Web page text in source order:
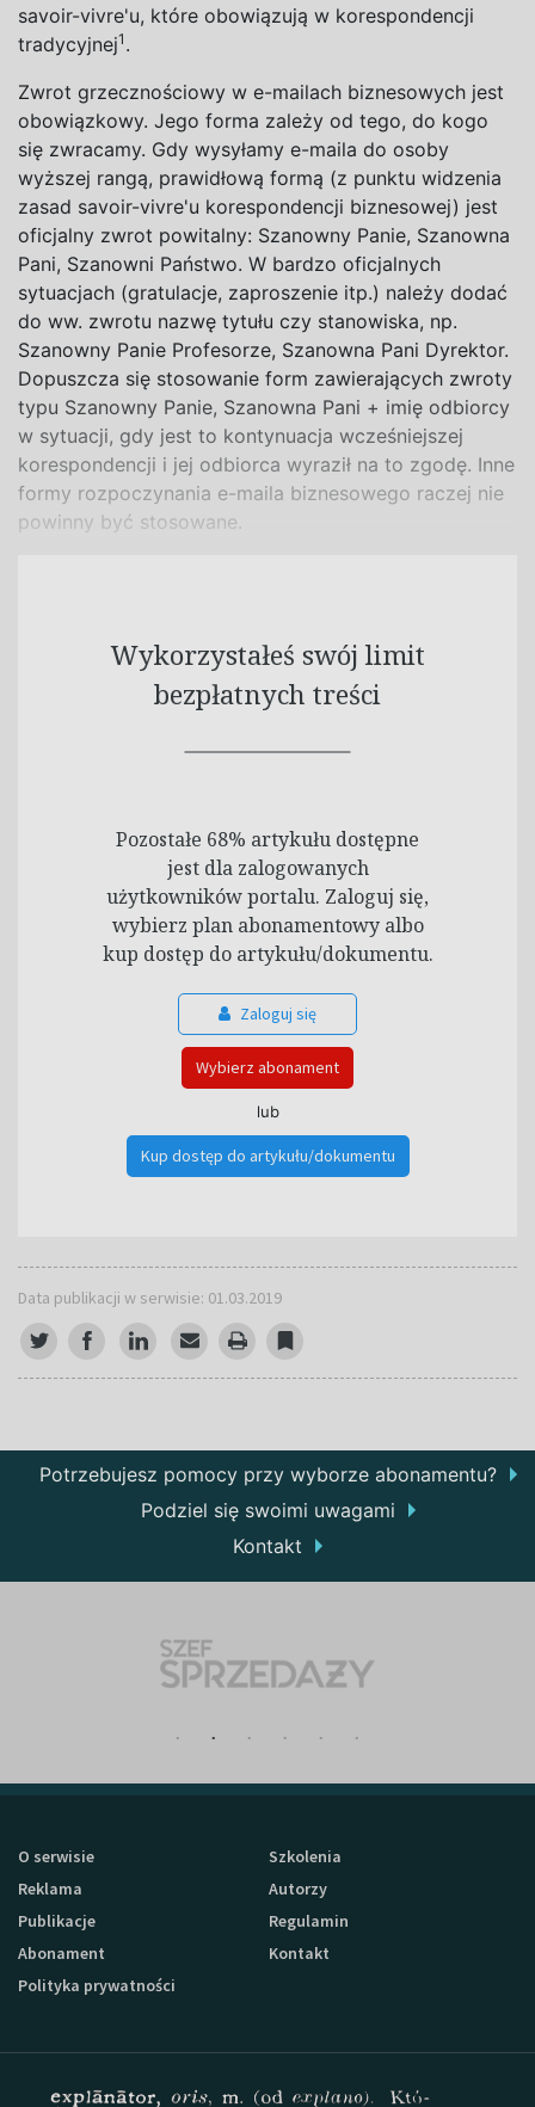
savoir-vivre'u, które obowiązują w korespondencji
tradycyjnej1 .
Zwrot grzecznościowy w e-mailach biznesowych jest
obowiązkowy. Jego forma zależy od tego, do kogo
się zwracamy. Gdy wysyłamy e-maila do osoby
wyższej rangą, prawidłową formą (z punktu widzenia
zasad savoir-vivre'u korespondencji biznesowej) jest
oficjalny zwrot powitalny: Szanowny Panie, Szanowna
Pani, Szanowni Państwo. W bardzo oficjalnych
sytuacjach (gratulacje, zaproszenie itp.) należy dodać
do ww. zwrotu nazwę tytułu czy stanowiska, np.
Szanowny Panie Profesorze, Szanowna Pani Dyrektor.
Dopuszcza się stosowanie form zawierających zwroty
typu Szanowny Panie, Szanowna Pani + imię odbiorcy
w sytuacji, gdy jest to kontynuacja wcześniejszej
korespondencji i jej odbiorca wyraził na to zgodę. Inne
formy rozpoczynania e-maila biznesowego raczej nie
powinny być stosowane.
Wykorzystałeś swój limit
bezpłatnych treści
Pozostałe 68% artykułu dostępne
jest dla zalogowanych
użytkowników portalu. Zaloguj się,
wybierz plan abonamentowy albo
kup dostęp do artykułu/dokumentu.
Zaloguj się
Wybierz abonament
lub
Kup dostęp do artykułu/dokumentu
Data publikacji w serwisie: 01.03.2019
Potrzebujesz pomocy przy wyborze abonamentu?
Podziel się swoimi uwagami
Kontakt
O serwisie
Szkolenia
Reklama
Autorzy
Publikacje
Regulamin
Abonament
Kontakt
Polityka prywatności